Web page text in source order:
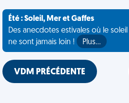
Été : Soleil, Mer et Gaffes
Des anecdotes estivales où le
ne sont jamais loin !
Plus…
VDM PRÉCÉDENTE